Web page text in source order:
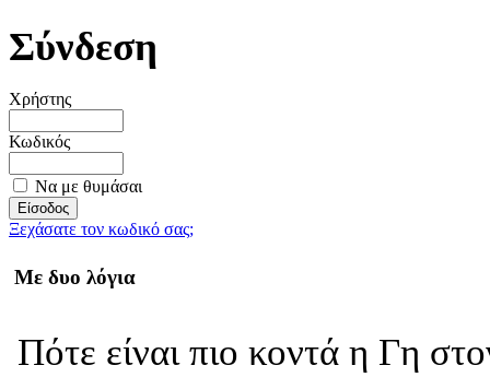
Σύνδεση
Χρήστης
Κωδικός
Να με θυμάσαι
Ξεχάσατε τον κωδικό σας;
Με δυο λόγια
Πότε είναι πιο κοντά η Γη